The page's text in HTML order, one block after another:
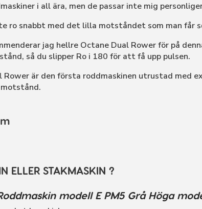
i all ära, men de passar inte mig
ro snabbt med det lilla motståndet som man får
jag hellre Octane Dual Rower för på
så du slipper Ro i 180 för att få upp pulsen.
Rower är den första roddmaskinen utrustad med
ELLER STAKMASKIN ?
modell E PM5 Grå Höga